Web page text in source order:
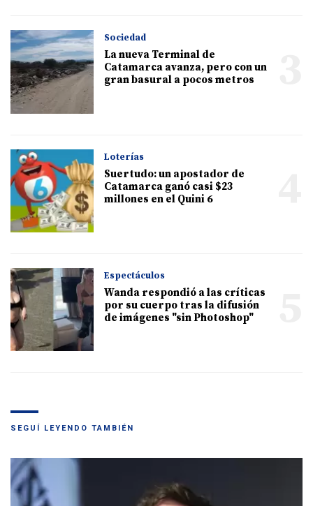
Sociedad
La nueva Terminal de
Catamarca avanza, pero con un
gran basural a pocos metros
Loterías
Suertudo: un apostador de
Catamarca ganó casi $23
millones en el Quini 6
Espectáculos
Wanda respondió a las críticas
por su cuerpo tras la difusión
de imágenes "sin Photoshop"
SEGUÍ LEYENDO TAMBIÉN